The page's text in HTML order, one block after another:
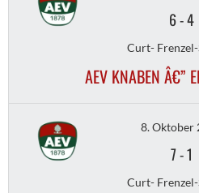
6-4
Curt-
AEV KNABEN Â€”
8. Oktober
7-1
Curt-